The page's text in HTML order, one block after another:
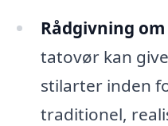
Rådgivning
tatovør kan
stilarter inden
traditionel,